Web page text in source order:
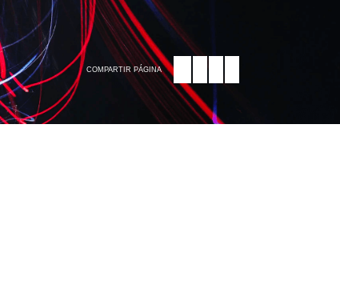
COMPARTIR PÁGINA